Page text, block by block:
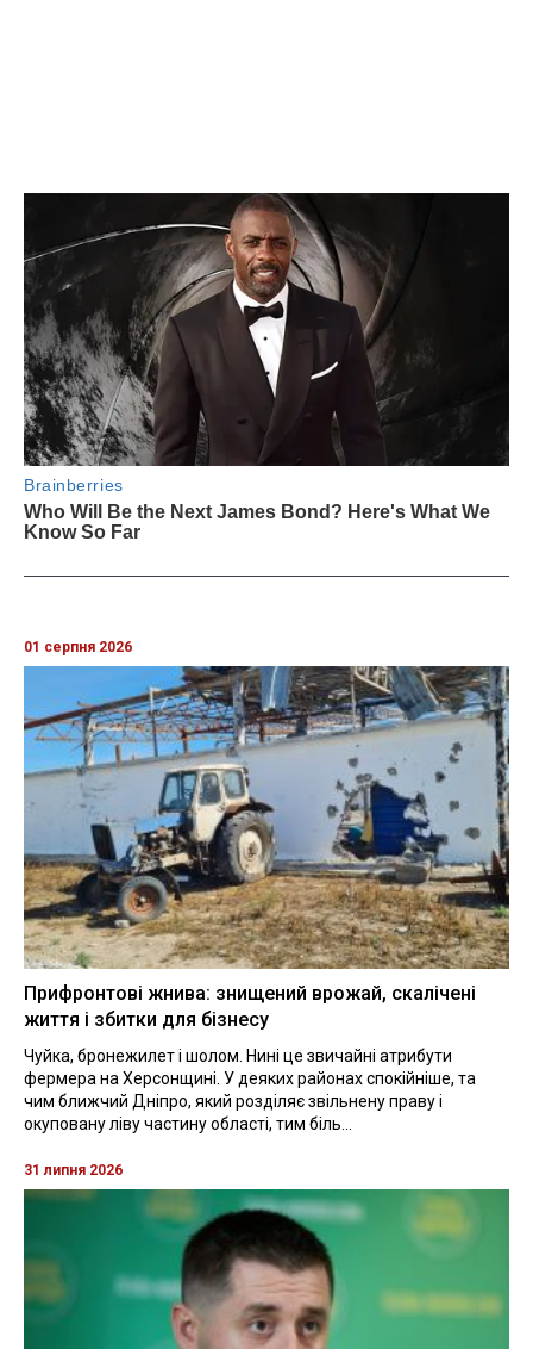
01 серпня 2026
Прифронтові жнива: знищений врожай, скалічені
життя і збитки для бізнесу
Чуйка, бронежилет і шолом. Нині це звичайні атрибути
фермера на Херсонщині. У деяких районах спокійніше, та
чим ближчий Дніпро, який розділяє звільнену праву і
окуповану ліву частину області, тим біль...
31 липня 2026